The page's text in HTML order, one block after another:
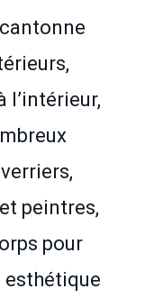
l’intérieur,
peintres,
pour
esthétique